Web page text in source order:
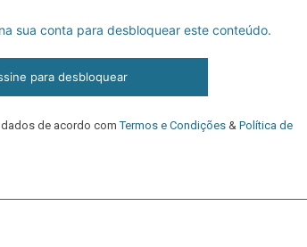
Planos de
se assinante do Região de Cister e ajude-nos a
sua conta para desbloquear este conteúdo.
para desbloquear
de acordo comTermos e Condições & Política de